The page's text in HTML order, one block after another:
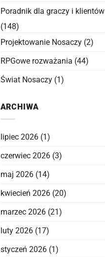
Poradnik dla graczy i klientów
(148)
Projektowanie Nosaczy(2)
RPGowe rozważania (44)
Świat Nosaczy(1)
ARCHIWA
lipiec 2026(1)
czerwiec 2026(3)
maj 2026(14)
kwiecień 2026(20)
marzec 2026(21)
luty 2026(17)
styczeń 2026(1)